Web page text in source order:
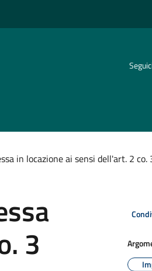
in locazione ai sensi dell'art. 2
3